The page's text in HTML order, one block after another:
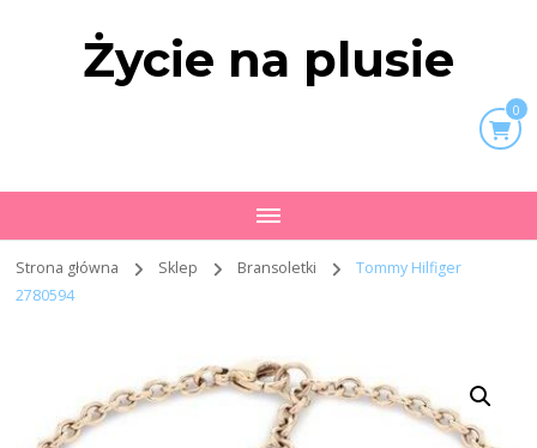
Życie na plusie
0
Strona główna Sklep Bransoletki
Tommy Hilfiger
2780594